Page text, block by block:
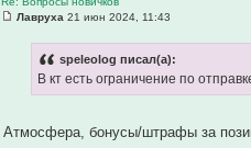
Лавруха 21 июн 2024, 11:43
speleolog писал(а):
В кт есть ограничение по
Атмосфера, бонусы/штрафы за